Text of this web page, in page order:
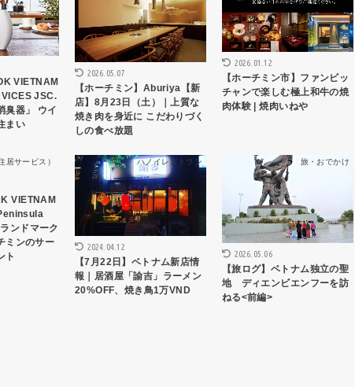
VIETNAM
JSC.
臭器」 ウイ
まい
2026.05.07
【ホーチミン】Aburiya【新
店】8月23日（土）｜上質な
焼き肉を身近に こだわりづく
しの食べ放題
2026.01.12
【ホーチミン市】ファンビッ
チャンで楽しむ極上和牛の焼
肉体験 | 焼肉いねや
居サービス）
VIETNAM
ンドマーク
ミンのサー
ト
ハノイレストラン
2024.04.12
【7月22日】ベトナム新店情
報｜居酒屋「諭吉」ラーメン
20%OFF、焼き鳥1万VND
旅・おでかけ
2026.05.06
【旅ログ】ベトナム独立の聖
地 ディエンビエンフーを訪
ねる<前編>